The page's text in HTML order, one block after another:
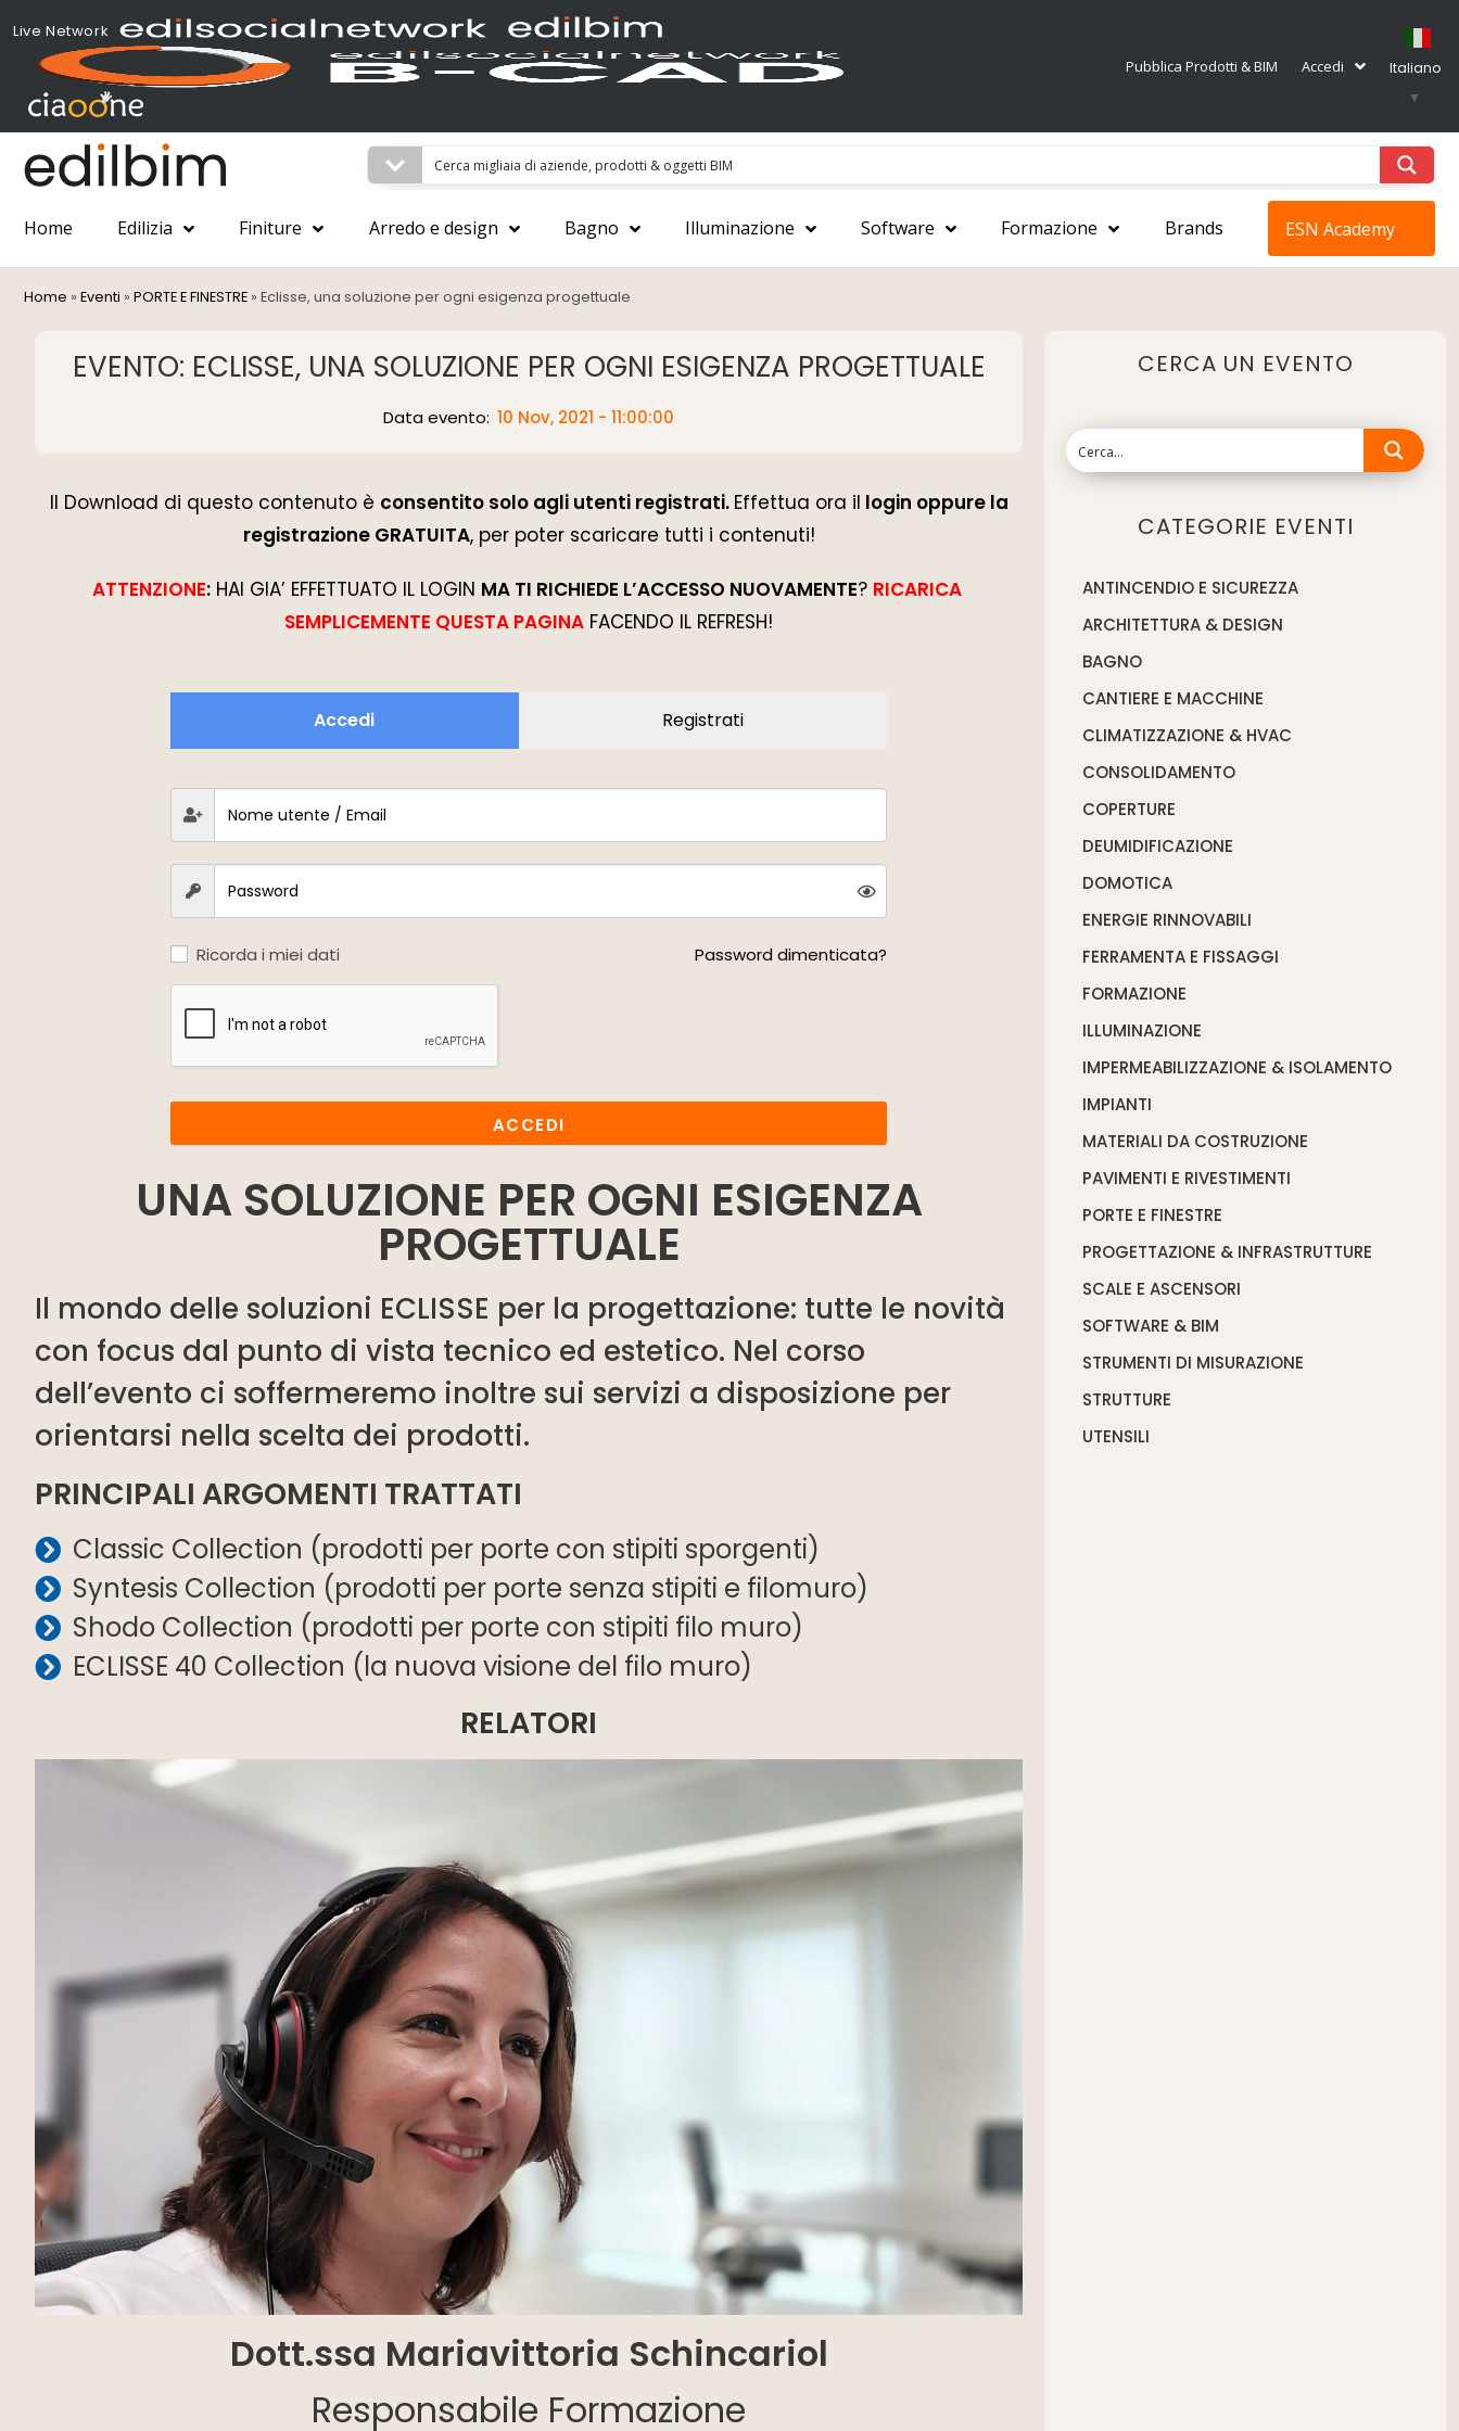
Live Network
Pubblica Prodotti & BIM Accedi
Italiano
▼
Home Edilizia Finiture Arredo e design Bagno Illuminazione Software Formazione Brands ESN Academy
Home » Eventi » PORTE E FINESTRE » Eclisse, una soluzione per ogni esigenza progettuale
EVENTO: ECLISSE, UNA SOLUZIONE PER OGNI ESIGENZA PROGETTUALE
Data evento: 10 Nov, 2021 - 11:00:00
Il Download di questo contenuto è consentito solo agli utenti registrati. Effettua ora il login oppure la
registrazione GRATUITA, per poter scaricare tutti i contenuti!
ATTENZIONE:HAI GIA’ EFFETTUATO IL LOGIN MA TI RICHIEDE L’ACCESSO NUOVAMENTE? RICARICA
SEMPLICEMENTE QUESTA PAGINA FACENDO IL REFRESH!
Accedi Registrati
Ricorda i miei dati Password dimenticata?
ACCEDI
UNA SOLUZIONE PER OGNI ESIGENZA
PROGETTUALE
Il mondo delle soluzioni ECLISSE per la progettazione: tutte le novità
con focus dal punto di vista tecnico ed estetico. Nel corso
dell’evento ci soffermeremo inoltre sui servizi a disposizione per
orientarsi nella scelta dei prodotti.
PRINCIPALI ARGOMENTI TRATTATI
Classic Collection (prodotti per porte con stipiti sporgenti)
Syntesis Collection (prodotti per porte senza stipiti e filomuro)
Shodo Collection (prodotti per porte con stipiti filo muro)
ECLISSE 40 Collection (la nuova visione del filo muro)
RELATORI
Dott.ssa Mariavittoria Schincariol
Responsabile Formazione
CERCA UN EVENTO
CATEGORIE EVENTI
ANTINCENDIO E SICUREZZA
ARCHITETTURA & DESIGN
BAGNO
CANTIERE E MACCHINE
CLIMATIZZAZIONE & HVAC
CONSOLIDAMENTO
COPERTURE
DEUMIDIFICAZIONE
DOMOTICA
ENERGIE RINNOVABILI
FERRAMENTA E FISSAGGI
FORMAZIONE
ILLUMINAZIONE
IMPERMEABILIZZAZIONE & ISOLAMENTO
IMPIANTI
MATERIALI DA COSTRUZIONE
PAVIMENTI E RIVESTIMENTI
PORTE E FINESTRE
PROGETTAZIONE & INFRASTRUTTURE
SCALE E ASCENSORI
SOFTWARE & BIM
STRUMENTI DI MISURAZIONE
STRUTTURE
UTENSILI